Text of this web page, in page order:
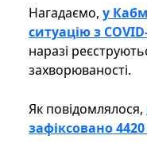
Нагадаємо, у
ситуацію з
наразі
захворюваності.
Як повідомлялося,
зафіксовано